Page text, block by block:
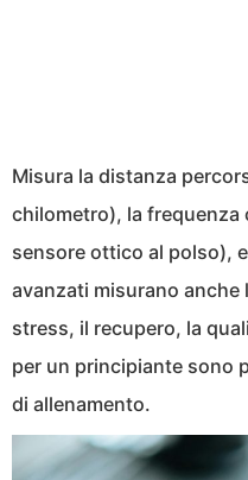
Misura la distanza
chilometro), la frequenza
sensore ottico al polso),
avanzati misurano
stress, il recupero, la
per un principiante sono
di allenamento.